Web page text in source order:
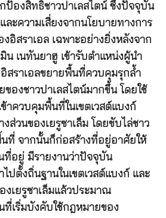
ป้องสิทธิชาวปาเลสไตน์ ซึ่งปัจจุบัน
ละความเสี่ยงจากนโยบายทางการ
อิสราเอล เฉพาะอย่างยิ่งหลังจาก
น เนทันยาฮู เข้ารับตำแหน่งผู้นำ
สราเอลขยายพื้นที่ควบคุมรุกล้ำ
ของชาวปาเลสไตน์มากขึ้น โดยใช้
าควบคุมพื้นที่ในเขตเวสต์แบงก์
ส่วนของเยรูซาเล็ม โดยขับไล่ชาว
ที่ จากนั้นก็ก่อสร้างที่อยู่อาศัยให้
นที่อยู่ มีรายงานว่าปัจจุบัน
ไปตั้งถิ่นฐานในเขตเวสต์แบงก์ และ
เยรูซาเล็มแล้วประมาณ
เริ่มบังคับใช้กฎหมายของ